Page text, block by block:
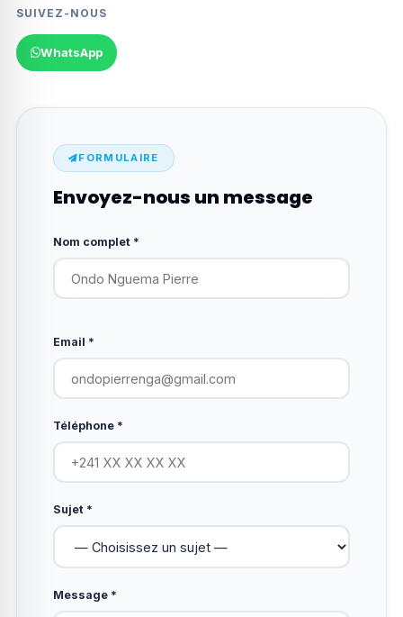
SUIVEZ-NOUS
WhatsApp
FORMULAIRE
Envoyez-nous un message
Nom complet *
Email *
Téléphone *
Sujet *
Message *